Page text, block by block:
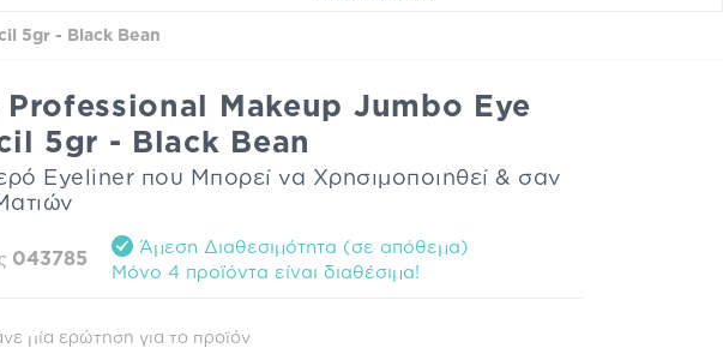
5gr - Black Bean
Professional Makeup Jumbo Eye
5gr - Black Bean
Eyeliner που Μπορεί να Χρησιμοποιηθεί & σαν
043785
Άμεση Διαθεσιμότητα (σε απόθεμα)
Mόνο 4 προϊόντα είναι διαθέσιμα!
μία ερώτηση για το προϊόν